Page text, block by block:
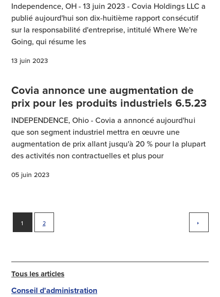
Independence, OH - 13 juin 2023 - Covia Holdings LLC a
publié aujourd'hui son dix-huitième rapport consécutif
sur la responsabilité d'entreprise, intitulé Where We're
Going, qui résume les
13 juin 2023
Covia annonce une augmentation de
prix pour les produits industriels 6.5.23
INDEPENDENCE, Ohio - Covia a annoncé aujourd'hui
que son segment industriel mettra en œuvre une
augmentation de prix allant jusqu'à 20 % pour la plupart
des activités non contractuelles et plus pour
05 juin 2023
1 2
Tous les articles
Conseil d'administration